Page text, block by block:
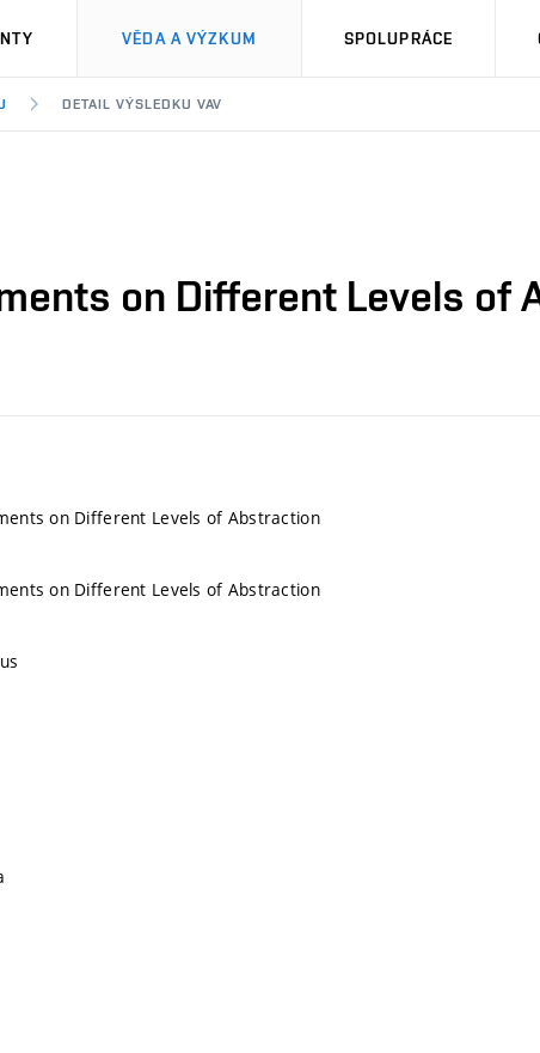
VĚDA A VÝZKUM SPOLUPRÁCE
DETAIL VÝSLEDKU VAV
on Different Levels of
on Different Levels of Abstraction
on Different Levels of Abstraction